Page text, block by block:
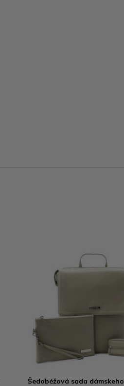
Šedobéžová sada dámskeho